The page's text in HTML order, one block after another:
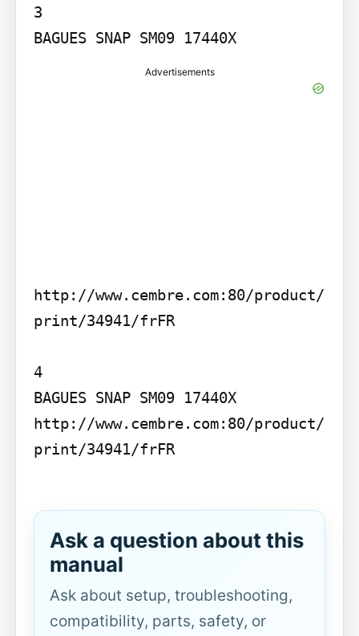
3
BAGUES SNAP SM09 17440X
Advertisements
http://www.cembre.com:80/product/
print/34941/frFR
4
BAGUES SNAP SM09 17440X
http://www.cembre.com:80/product/
print/34941/frFR
Ask a question about this
manual
Ask about setup, troubleshooting,
compatibility, parts, safety, or